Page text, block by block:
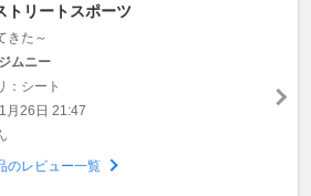
トリートスポーツ
きた～
ムニー
：シート
月26日 21:47
のレビュー一覧